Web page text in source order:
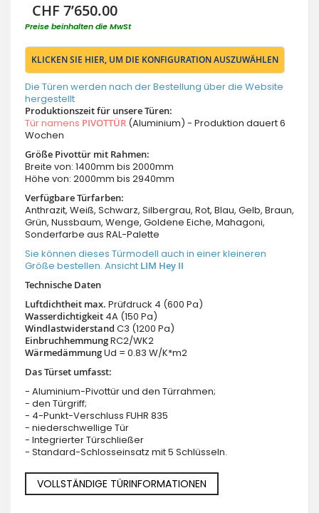
CHF 7’650.00
Preise beinhalten die MwSt
KLICKEN SIE HIER, UM DIE KONFIGURATION AUSZUWÄHLEN
Die Türen werden nach der Bestellung über die Website
hergestellt
Produktionszeit für unsere Türen:
Tür namens PIVOTTÜR (Aluminium) - Produktion dauert 6
Wochen
Größe Pivottür mit Rahmen:
Breite von: 1400mm bis 2000mm
Höhe von: 2000mm bis 2940mm
Verfügbare Türfarben:
Anthrazit, Weiß, Schwarz, Silbergrau, Rot, Blau, Gelb, Braun,
Grün, Nussbaum, Wenge, Goldene Eiche, Mahagoni,
Sonderfarbe aus RAL-Palette
Sie können dieses Türmodell auch in einer kleineren
Größe bestellen. Ansicht LIM Hey II
Technische Daten
Luftdichtheit max. Prüfdruck 4 (600 Pa)
Wasserdichtigkeit 4A (150 Pa)
Windlastwiderstand C3 (1200 Pa)
EinbruchhemmungRC2/WK2
WärmedämmungUd = 0.83 W/K*m2
Das Türset umfasst:
- Aluminium-Pivottür und den Türrahmen;
- den Türgriff;
- 4-Punkt-Verschluss FUHR 835
- niederschwellige Tür
- Integrierter Türschließer
- Standard-Schlosseinsatz mit 5 Schlüsseln.
VOLLSTÄNDIGE TÜRINFORMATIONEN